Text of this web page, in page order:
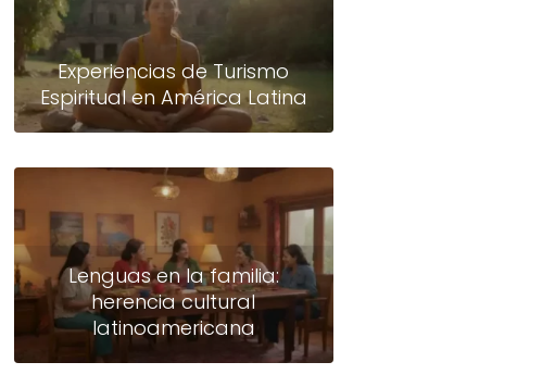
Experiencias de Turismo
Espiritual en América Latina
Lenguas en la familia:
herencia cultural
latinoamericana